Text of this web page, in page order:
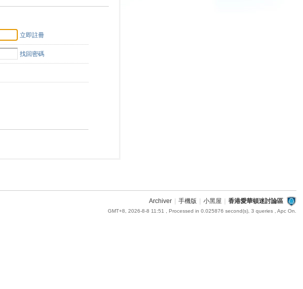
立即註冊
找回密碼
Archiver 手機版 小黑屋 香港愛華頓迷討論區
GMT+8, 2026-8-8 11:51 , Processed in 0.025876 second(s), 3 queries , Apc On.